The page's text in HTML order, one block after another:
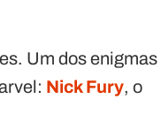
Um dos enigmas
Nick Fury, o